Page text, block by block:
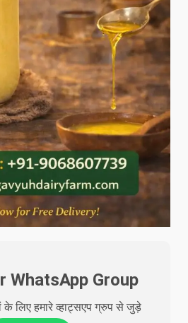
WhatsApp Group
के लिए हमारे व्हाट्सएप ग्रुप से जुड़े